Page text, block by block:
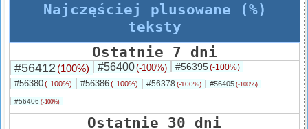
Najczęściej plusowane (%)
teksty
Ostatnie 7 dni
#56412 (100%) #56400(-100%) #56395(-100%)
#56380(-100%) #56386(-100%) #56378 (-100%) #56405 (-100%)
#56406 (-100%)
Ostatnie 30 dni